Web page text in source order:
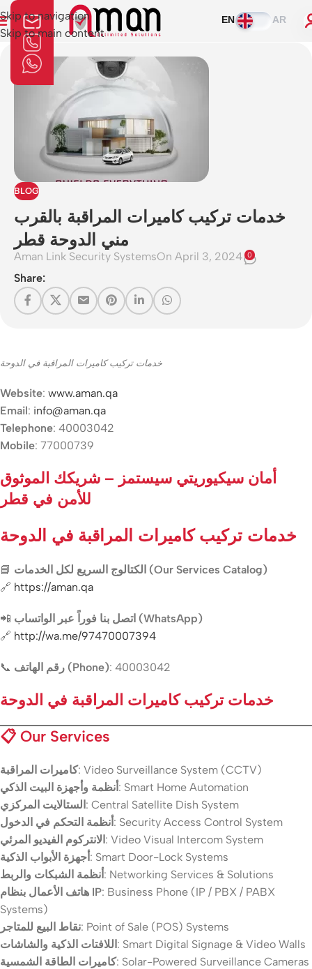
Skip to navigation
Skip to main content
EN AR
BLOG
خدمات تركيب كاميرات المراقبة بالقرب
مني الدوحة قطر
Aman Link Security SystemsOn April 3, 2024 0
Share:
خدمات تركيب كاميرات المراقبة في الدوحة
Website: www.aman.qa
Email: info@aman.qa
Telephone: 40003042
Mobile: 77000739
أمان سيكيوريتي سيستمز – شريكك الموثوق
للأمن في قطر
خدمات تركيب كاميرات المراقبة في الدوحة
📘
الكتالوج السريع لكل الخدمات (Our Services Catalog)
🔗 https://aman.qa
📲
اتصل بنا فوراً عبر الواتساب (WhatsApp)
🔗 http://wa.me/97470007394
📞 رقم الهاتف (Phone): 40003042
خدمات تركيب كاميرات المراقبة في الدوحة
📋 Our Services
كاميرات المراقبة: Video Surveillance System (CCTV)
أنظمة وأجهزة البيت الذكي: Smart Home Automation
الستالايت المركزي: Central Satellite Dish System
أنظمة التحكم في الدخول: Security Access Control System
الانتركوم الفيديو المرئي: Video Visual Intercom System
أجهزة الأبواب الذكية: Smart Door-Lock Systems
أنظمة الشبكات والربط: Networking Services & Solutions
هاتف الأعمال بنظام IP: Business Phone (IP / PBX / PABX
Systems)
نقاط البيع للمتاجر: Point of Sale (POS) Systems
اللافتات الذكية والشاشات: Smart Digital Signage & Video Walls
كاميرات الطاقة الشمسية: Solar-Powered Surveillance Cameras